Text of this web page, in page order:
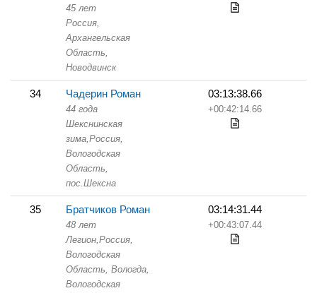
45 лет
Россия,
Архангельская
Область,
Новодвинск
34 Чадерин Роман
44 года
Шекснинская
зима,Россия,
Вологодская
Область,
пос.Шексна
03:13:38.66
+00:42:14.66
35 Братчиков Роман
48 лет
Легион,Россия,
Вологодская
Область, Вологда,
Вологодская
03:14:31.44
+00:43:07.44